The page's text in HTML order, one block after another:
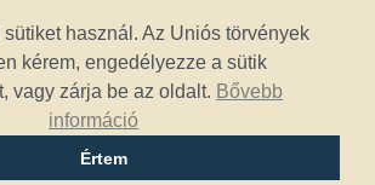
használ. Az Uniós törvények
kérem, engedélyezze a sütik
vagy zárja be az oldalt. Bővebb
információ
Értem